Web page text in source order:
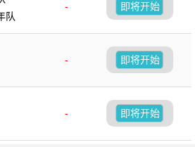
-
队
即将开始
-
即将开始
-
即将开始